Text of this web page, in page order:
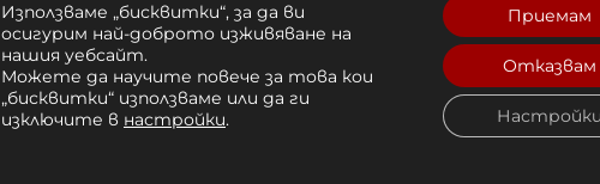
Използваме „бисквитки“, за да ви
осигурим най-доброто изживяване на
нашия уебсайт.
Можете да научите повече за това кои
„бисквитки“ използваме или да ги
изключите в настройки.
Приемам
Отказвам